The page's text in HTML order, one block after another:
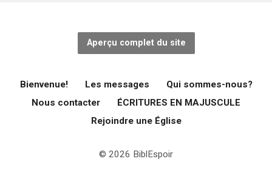
Aperçu complet du site
Bienvenue! Les messages
Qui sommes-nous?
Nous contacter
ÉCRITURES EN MAJUSCULE
Rejoindre une Église
© 2026 BiblEspoir